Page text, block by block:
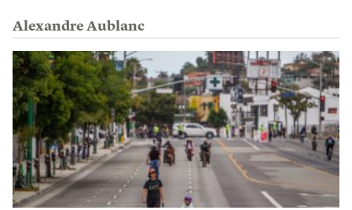
Alexandre Aublanc